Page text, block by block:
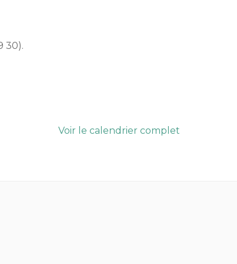
30).
Voir le calendrier complet